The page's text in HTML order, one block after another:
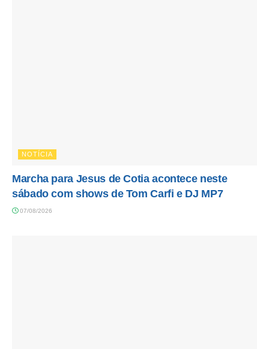
NOTÍCIA
Marcha para Jesus de Cotia acontece neste
sábado com shows de Tom Carfi e DJ MP7
07/08/2026